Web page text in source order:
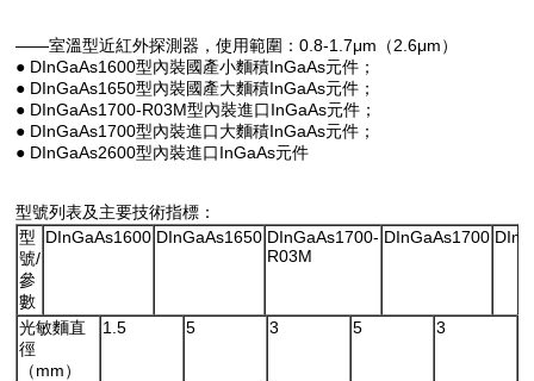
——室溫型近紅外探測器，使用範圍：0.8-1.7μm（2.6μm）
● DInGaAs1600型內裝國產小麵積InGaAs元件；
● DInGaAs1650型內裝國產大麵積InGaAs元件；
● DInGaAs1700-R03M型內裝進口InGaAs元件；
● DInGaAs1700型內裝進口大麵積InGaAs元件；
● DInGaAs2600型內裝進口InGaAs元件
型號列表及主要技術指標：
型
號/
參
數
DInGaAs1600 DInGaAs1650 DInGaAs1700-
R03M
DInGaAs1700
光敏麵直
徑
（mm）
1.5 5 3 5 3